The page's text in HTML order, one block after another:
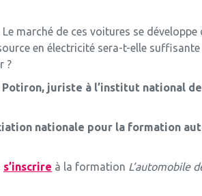
marché de ces voitures se
en électricité sera-t-elle
?
juriste à l’institut national
nationale pour la formation
s’inscrire à la formation L’automobile